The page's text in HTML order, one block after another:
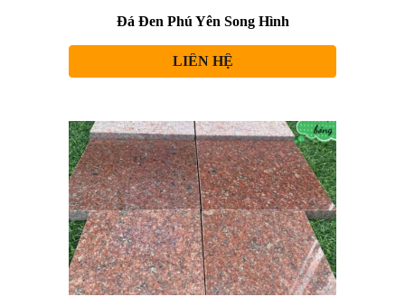
Đá Đen Phú Yên Song Hình
LIÊN HỆ